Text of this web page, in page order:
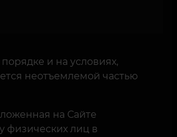
и на условиях,
неотъемлемой частью
на Сайте
физических лиц в